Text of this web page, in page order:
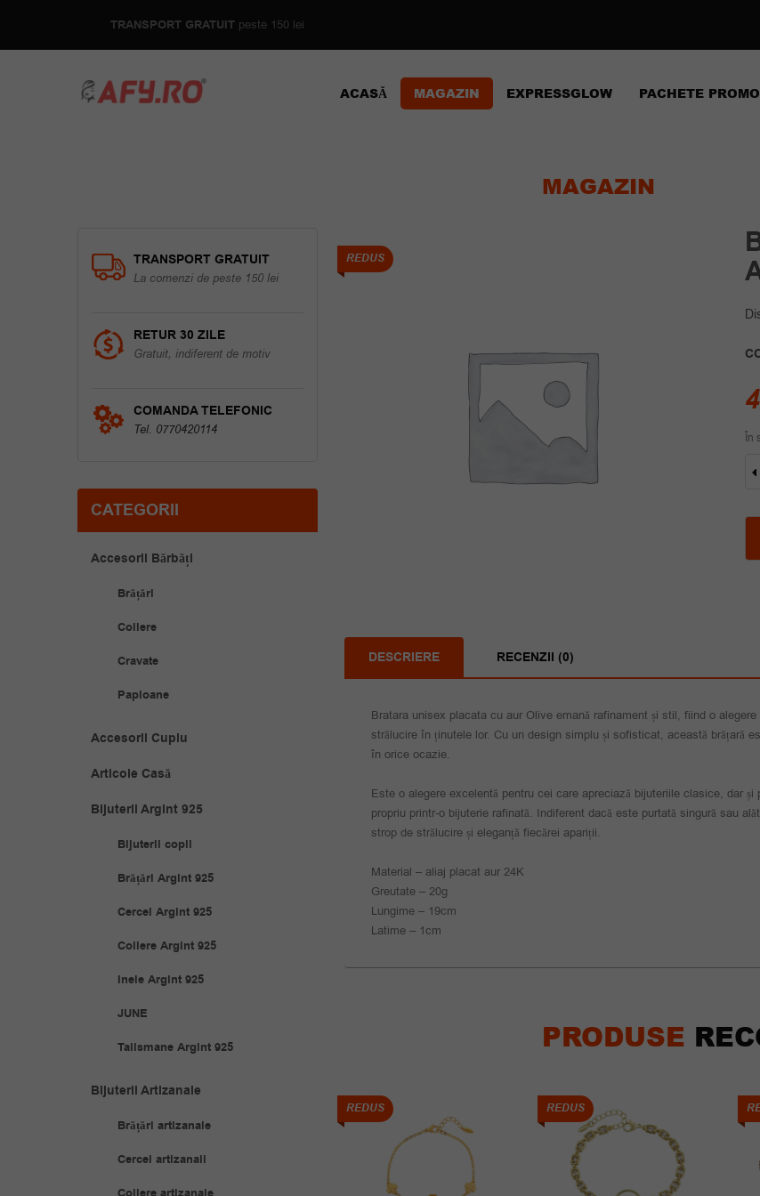
TRANSPORT GRATUIT peste 150 lei
ACASĂ MAGAZIN EXPRESSGLOW PACHETE PROMO
MAGAZIN
REDUS
În
DESCRIERE RECENZII (0)
Bratara unisex placata cu aur Olive emană rafinament și stil, fiind o
strălucire în ținutele lor. Cu un design simplu și sofisticat, această brățară
în orice ocazie.
Este o alegere excelentă pentru cei care apreciază bijuteriile clasice, dar
propriu printr-o bijuterie rafinată. Indiferent dacă este purtată singură sau
strop de strălucire și eleganță fiecărei apariții.
Material – aliaj placat aur 24K
Greutate – 20g
Lungime – 19cm
Latime – 1cm
PRODUSE
REDUS REDUS
TRANSPORT GRATUIT
La comenzi de peste 150 lei
RETUR 30 ZILE
Gratuit, indiferent de motiv
COMANDA TELEFONIC
Tel. 0770420114
CATEGORII
Accesorii Bărbăți
Brățări
Coliere
Cravate
Papioane
Accesorii Cuplu
Articole Casă
Bijuterii Argint 925
Bijuterii copii
Brățări Argint 925
Cercei Argint 925
Coliere Argint 925
Inele Argint 925
JUNE
Talismane Argint 925
Bijuterii Artizanale
Brățări artizanale
Cercei artizanali